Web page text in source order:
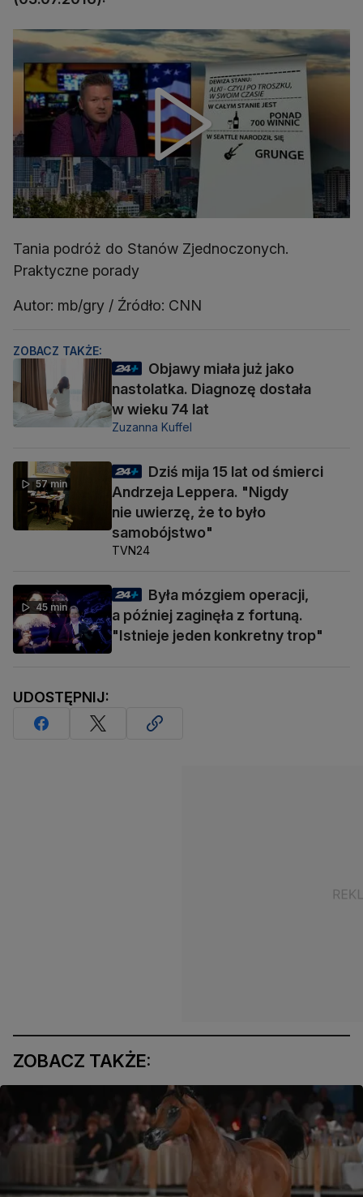
Tania podróż do Stanów Zjednoczonych.
Praktyczne porady
Autor: mb/gry / Źródło: CNN
ZOBACZ TAKŻE:
Objawy miała już jako
nastolatka. Diagnozę dostała
w wieku 74 lat
Zuzanna Kuffel
57 min
Dziś mija 15 lat od śmierci
Andrzeja Leppera. "Nigdy
nie uwierzę, że to było
samobójstwo"
TVN24
45 min
Była mózgiem operacji,
a później zaginęła z fortuną.
"Istnieje jeden konkretny trop"
UDOSTĘPNIJ:
ZOBACZ TAKŻE: